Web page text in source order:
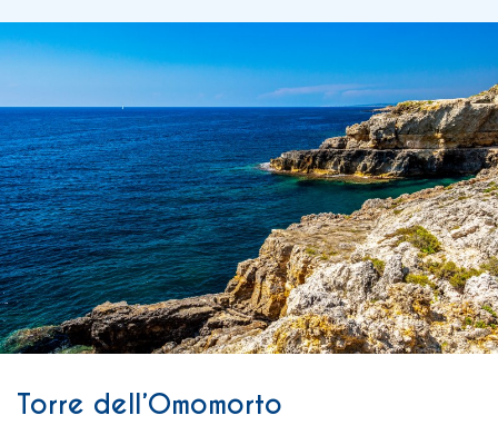
Torre dell’Omomorto